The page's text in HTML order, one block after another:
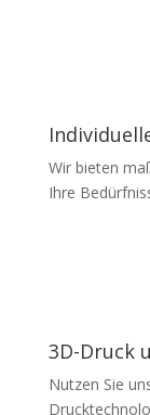
Wir bieten
Ihre
3D-Druck
Nutzen Sie